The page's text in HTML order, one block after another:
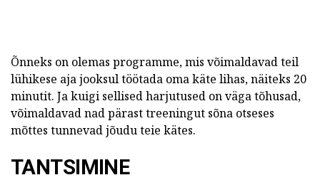
Õnneks on olemas programme, mis võimaldavad teil
lühikese aja jooksul töötada oma käte lihas, näiteks 20
minutit. Ja kuigi sellised harjutused on väga tõhusad,
võimaldavad nad pärast treeningut sõna otseses
mõttes tunnevad jõudu teie kätes.
TANTSIMINE